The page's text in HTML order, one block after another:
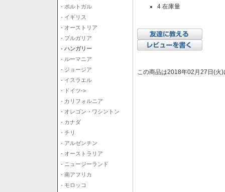
- ポルトガル
- イギリス
- オーストリア
- ブルガリア
- ハンガリー
- ルーマニア
- ジョージア
- イスラエル
- ドイツ->
- カリフォルニア
- オレゴン・ワシントン
- カナダ
- チリ
- アルゼンチン
- オーストラリア
- ニュージーランド
- 南アフリカ
- モロッコ
4 在庫量
この商品は2018年02月27日(火